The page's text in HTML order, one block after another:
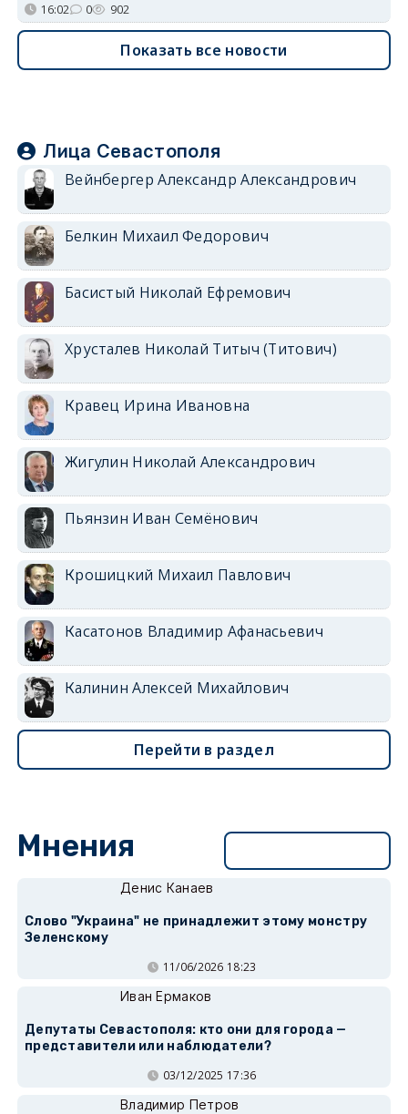
16:02 0 902
Показать все новости
Лица Севастополя
Вейнбергер Александр Александрович
Белкин Михаил Федорович
Басистый Николай Ефремович
Хрусталев Николай Титыч (Титович)
Кравец Ирина Ивановна
Жигулин Николай Александрович
Пьянзин Иван Семёнович
Крошицкий Михаил Павлович
Касатонов Владимир Афанасьевич
Калинин Алексей Михайлович
Перейти в раздел
Мнения
Денис Канаев
Слово "Украина" не принадлежит этому монстру
Зеленскому
11/06/2026 18:23
Иван Ермаков
Депутаты Севастополя: кто они для города —
представители или наблюдатели?
03/12/2025 17:36
Владимир Петров